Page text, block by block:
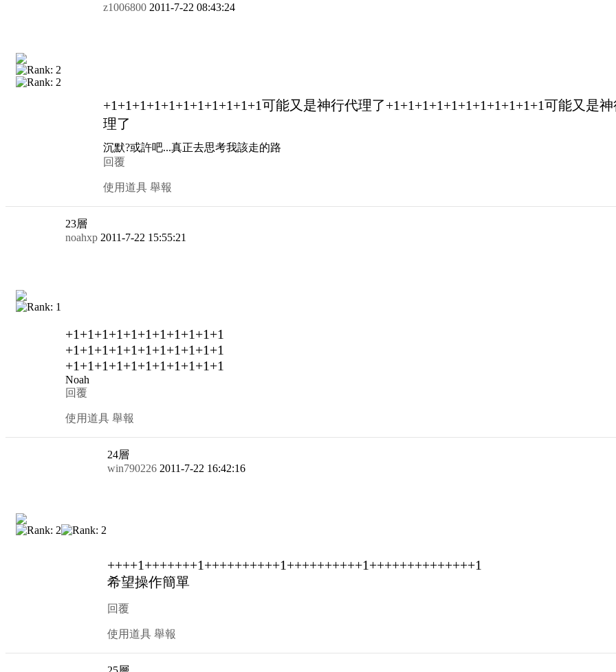
z1006800 2011-7-22 08:43:24
+1+1+1+1+1+1+1+1+1+1+1可能又是神行代理了+1+1+1+1+1+1+1+1+1+1+1可能又是
理了
沉默?或許吧...真正去思考我該走的路
回覆
使用道具 舉報
23層
noahxp 2011-7-22 15:55:21
+1+1+1+1+1+1+1+1+1+1+1
+1+1+1+1+1+1+1+1+1+1+1
+1+1+1+1+1+1+1+1+1+1+1
Noah
回覆
使用道具 舉報
24層
win790226 2011-7-22 16:42:16
++++1+++++++1++++++++++1++++++++++1++++++++++++++1
希望操作簡單
回覆
使用道具 舉報